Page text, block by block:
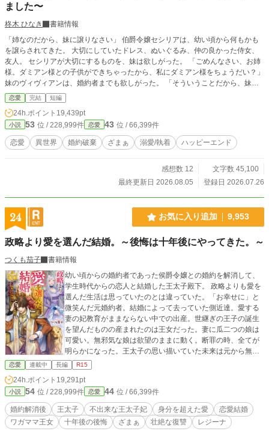
ました〜
柊木 ひなき
書籍情報
「姉なのだから、妹に譲りなさい」 伯爵令嬢セシリアは、幼い頃から何もかも
を譲らされてきた。 大切にしていたドレス、ぬいぐるみ、仲の良かった侍女、
友人。 セシリアが大切にするものを、妹は欲しがった。 「ごめんなさい、お姉
様。ダミアン様との子供ができちゃったから、私にダミアン様をちょうだい？」
妹のヴィヴィアンは、婚約者までも欲しがった。 「そういうことだから、妹に
譲りなさい」 母親は、いつもと変わらない口調で言った。 一ヶ月後の結婚式
は、ヴィヴィアンの結婚式にすり替えられた。 式の準備で忙しくなるからと追
い出され、セシリアは途方に暮れる。 「君には、よく遭遇するな」 声をかけた
のは、公爵令息のアレクシスだった。 アレクシスは、社交界でも最も注目を集
める人。セシリアには当然、話をした記憶もない。 それなのにアレクシスは、
セシリアのことをやけに気にする素振りを見せて……。
恋愛 完結 短編
24h.ポイント 19,439pt
小説 53 位 / 228,999件 恋愛 43 位 / 66,399件
恋愛 異世界 婚約破棄 ざまぁ 溺愛/執着 ハッピーエンド
感想数 12
文字数 45,100
最終更新日 2026.08.05
登録日 2026.07.26
24 お気に入り追加 9,953
政略より愛を選んだ結婚。～後悔は十年後にやってきた。～
つくも茄子
書籍情報
幼い頃からの婚約者であった侯爵令嬢との婚約を解消して、
学生時代からの恋人と結婚した王太子殿下。 政略よりも愛を
選んだ生活は思っていたのとは違っていた。「お幸せに」と
微笑んだ元婚約者。結婚によって去っていた側近達。愛する
妻の妃教育がままならない中での出産。世継ぎの王子の誕生
を望んだものの産まれたのは王女だった。妻に瓜二つの娘は
可愛い。無邪気な娘は欲望のままに動く。断罪の時、全てが
明らかになった。王太子の思い描いていた未来は元から無か
ったものだった。後悔は続く。どこから間違っていたのか。
恋愛 連載中 長編 R15
24h.ポイント 19,291pt
小説 54 位 / 228,999件 恋愛 44 位 / 66,399件
婚約解消後 王太子 不出来な王太子妃 身分を超えた愛
恋愛結婚
ワガママ王女
十年後の後悔 ざまぁ 壮絶な復讐 レジーナ